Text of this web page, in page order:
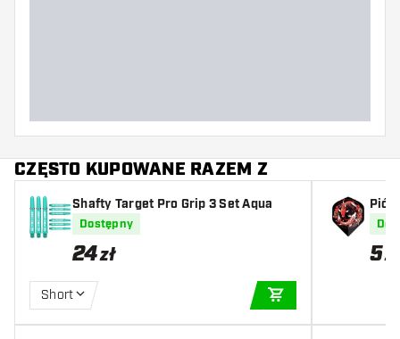
CZĘSTO KUPOWANE RAZEM Z
Shafty Target Pro Grip 3 Set Aqua
Dostępny
24zł
Short
5zł